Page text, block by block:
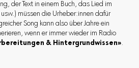
der Text in einem Buch, das Lied im
müssen die Urheber:innen dafür
Song kann also über Jahre ein
wenn er immer wieder im Radio
& Hintergrundwissen».